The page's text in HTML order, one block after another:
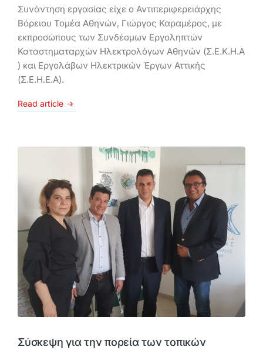
Συνάντηση εργασίας είχε ο Αντιπεριφερειάρχης
Βόρειου Τομέα Αθηνών, Γιώργος Καραμέρος, με
εκπροσώπους των Συνδέσμων Εργοληπτών
Καταστηματαρχών Ηλεκτρολόγων Αθηνών (Σ.Ε.Κ.Η.Α
) και Εργολάβων Ηλεκτρικών Έργων Αττικής
(Σ.Ε.Η.Ε.Α).
Read article
Σύσκεψη για την πορεία των τοπικών